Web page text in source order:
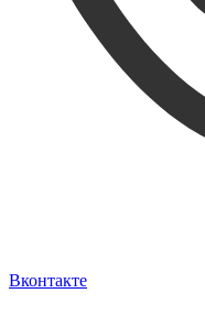
Вконтакте